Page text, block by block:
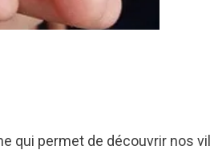
qui permet de découvrir nos